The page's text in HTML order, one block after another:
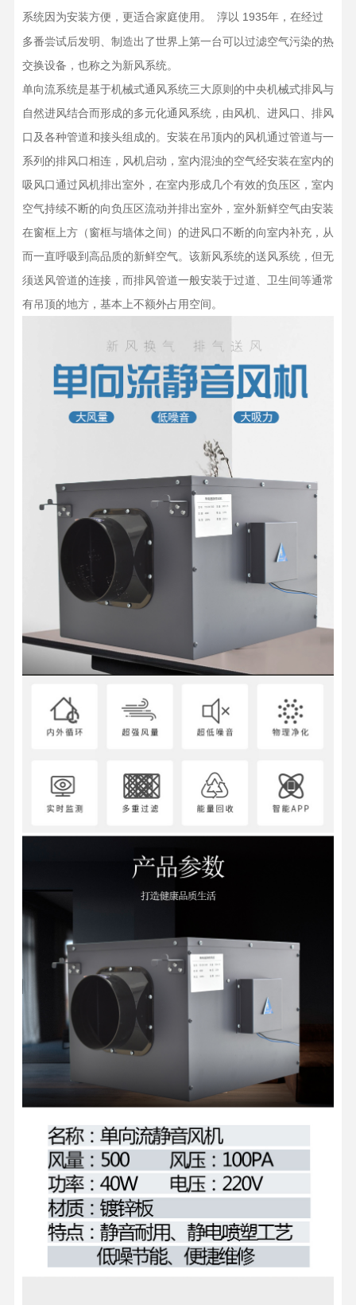
系统因为安装方便，更适合家庭使用。
淳以 1935年，在经过
多番尝试后发明、制造出了世界上第一台可以过滤空气污染的热
交换设备，也称之为新风系统。
单向流系统是基于机械式通风系统三大原则的中央机械式排风与
自然进风结合而形成的多元化通风系统，由风机、进风口、排风
口及各种管道和接头组成的。安装在吊顶内的风机通过管道与一
系列的排风口相连，风机启动，室内混浊的空气经安装在室内的
吸风口通过风机排出室外，在室内形成几个有效的负压区，室内
空气持续不断的向负压区流动并排出室外，室外新鲜空气由安装
在窗框上方（窗框与墙体之间）的进风口不断的向室内补充，从
而一直呼吸到高品质的新鲜空气。该新风系统的送风系统，但无
须送风管道的连接，而排风管道一般安装于过道、卫生间等通常
有吊顶的地方，基本上不额外占用空间。